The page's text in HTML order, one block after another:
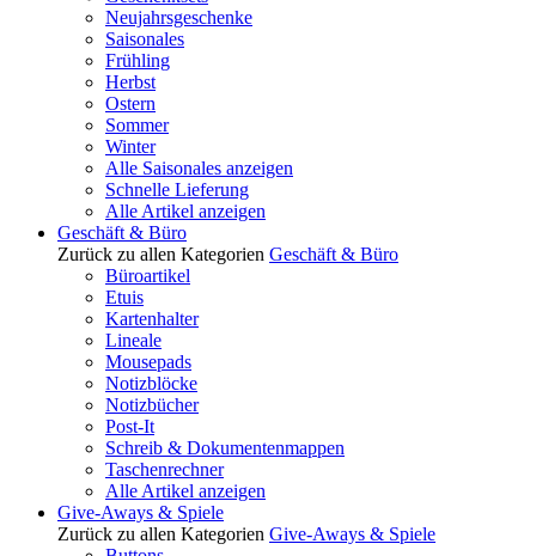
Neujahrsgeschenke
Saisonales
Frühling
Herbst
Ostern
Sommer
Winter
Alle Saisonales anzeigen
Schnelle Lieferung
Alle Artikel anzeigen
Geschäft & Büro
Zurück zu allen Kategorien Geschäft & Büro
Büroartikel
Etuis
Kartenhalter
Lineale
Mousepads
Notizblöcke
Notizbücher
Post-It
Schreib & Dokumentenmappen
Taschenrechner
Alle Artikel anzeigen
Give-Aways & Spiele
Zurück zu allen Kategorien Give-Aways & Spiele